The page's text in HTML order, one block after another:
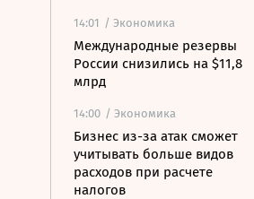
14:01 / Экономика
Международные резервы
России снизились на $11,8
млрд
14:00 / Экономика
Бизнес из-за атак сможет
учитывать больше видов
расходов при расчете
налогов